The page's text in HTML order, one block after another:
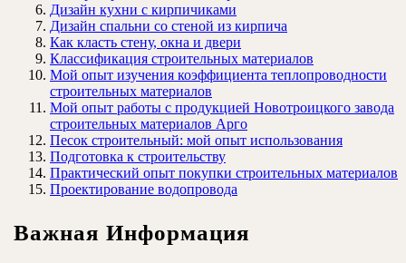
Дизайн кухни с кирпичиками
Дизайн спальни со стеной из кирпича
Как класть стену, окна и двери
Классификация строительных материалов
Мой опыт изучения коэффициента теплопроводности
строительных материалов
Мой опыт работы с продукцией Новотроицкого завода
строительных материалов Арго
Песок строительный: мой опыт использования
Подготовка к строительству
Практический опыт покупки строительных материалов
Проектирование водопровода
Важная Информация